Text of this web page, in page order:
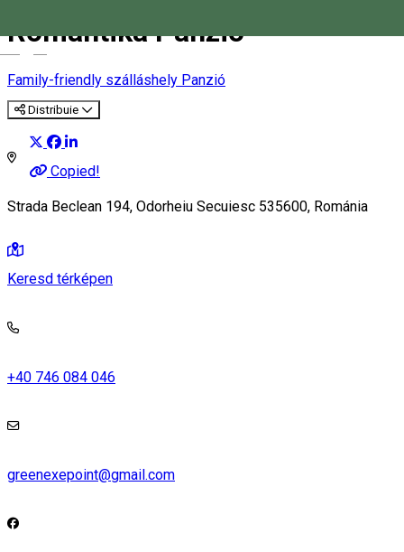
Romantika Panzió
Family-friendly szálláshely Panzió
Distribuie
Copied!
Strada Beclean 194, Odorheiu Secuiesc 535600, Románia
Keresd térképen
+40 746 084 046
greenexepoint@gmail.com